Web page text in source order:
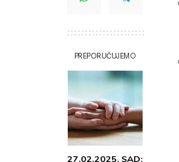
PREPORUČUJEMO
27.02.2025. SAD: